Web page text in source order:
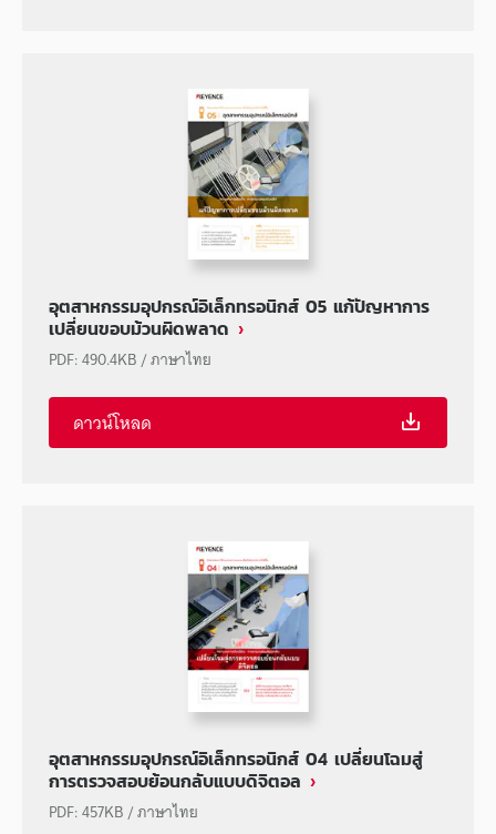
อุตสาหกรรมอุปกรณ์อิเล็กทรอนิกส์ 05 แก้ปัญหาการ
เปลี่ยนขอบม้วนผิดพลาด
PDF:490.4KB/ภาษาไทย
ดาวน์โหลด
อุตสาหกรรมอุปกรณ์อิเล็กทรอนิกส์ 04 เปลี่ยนโฉมสู่
การตรวจสอบย้อนกลับแบบดิจิตอล
PDF:457KB/ภาษาไทย